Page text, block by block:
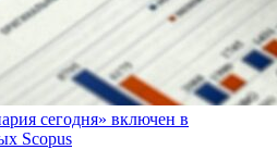
сегодня» включен в
Scopus